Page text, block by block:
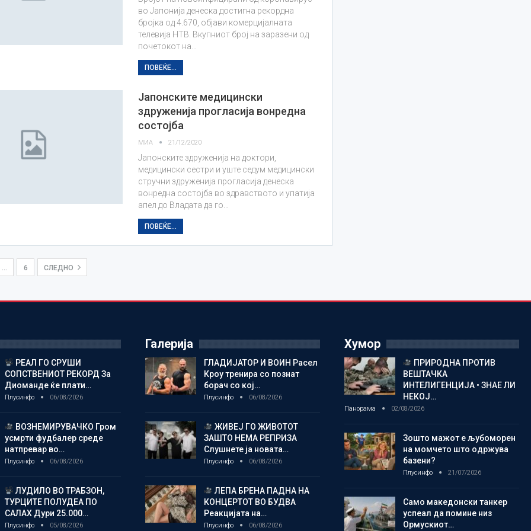
во Јапонија денеска достигна рекордна
бројка од 4.670, објави комерцијалната
телевија НТВ. Вкупниот број на заразени од
почетокот на…
ПОВЕЌЕ...
Јапонските медицински
здруженија прогласија вонредна
состојба
МИА 21/12/2020
Јапонските здруженија на доктори,
медицински сестри и уште седум медицински
стручни здруженија прогласија денеска
вонредна состојба во здравството и упатија
апел до Владата да го…
ПОВЕЌЕ...
… 6 СЛЕДНО
РЕАЛ ГО СРУШИ
СОПСТВЕНИОТ РЕКОРД За
Диоманде ќе плати…
Плусинфо 06/08/2026
ВОЗНЕМИРУВАЧКО Гром
усмрти фудбалер среде
натпревар во…
Плусинфо 06/08/2026
ЛУДИЛО ВО ТРАБЗОН,
ТУРЦИТЕ ПОЛУДЕА ПО
САЛАХ Дури 25.000…
Плусинфо 05/08/2026
Галерија
ГЛАДИЈАТОР И ВОИН Расел
Кроу тренира со познат
борач со кој…
Плусинфо 06/08/2026
ЖИВЕЈ ГО ЖИВОТОТ
ЗАШТО НЕМА РЕПРИЗА
Слушнете ја новата…
Плусинфо 06/08/2026
ЛЕПА БРЕНА ПАДНА НА
КОНЦЕРТОТ ВО БУДВА
Реакцијата на…
Плусинфо 06/08/2026
Хумор
ПРИРОДНА ПРОТИВ
ВЕШТАЧКА
ИНТЕЛИГЕНЦИЈА • ЗНАЕ ЛИ
НЕКОЈ…
Панорама 02/08/2026
Зошто мажот е љубоморен
на момчето што одржува
базени?
Плусинфо 21/07/2026
Само македонски танкер
успеал да помине низ
Ормускиот…